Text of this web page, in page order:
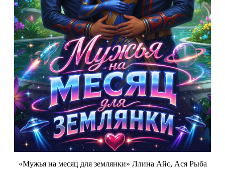
«Мужья на месяц для землянки» Ллина Айс, Ася Рыба